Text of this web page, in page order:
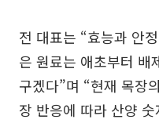
전 대표는 “효능과 안
은 원료는 애초부터 배
구겠다”며 “현재 목장
장 반응에 따라 산양